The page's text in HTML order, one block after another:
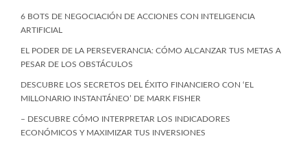
6 BOTS DE NEGOCIACIÓN DE ACCIONES CON INTELIGENCIA
ARTIFICIAL
EL PODER DE LA PERSEVERANCIA: CÓMO ALCANZAR TUS METAS A
PESAR DE LOS OBSTÁCULOS
DESCUBRE LOS SECRETOS DEL ÉXITO FINANCIERO CON ‘EL
MILLONARIO INSTANTÁNEO’ DE MARK FISHER
– DESCUBRE CÓMO INTERPRETAR LOS INDICADORES
ECONÓMICOS Y MAXIMIZAR TUS INVERSIONES